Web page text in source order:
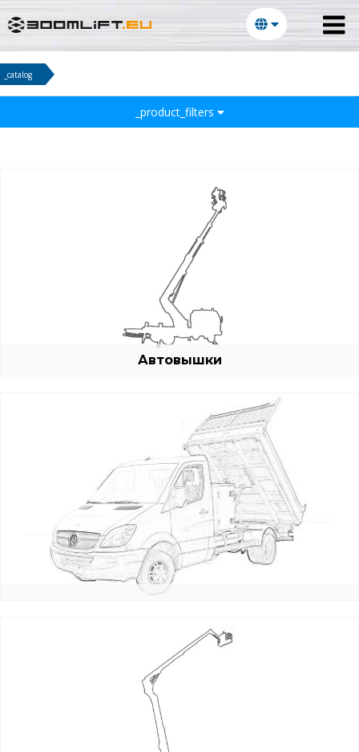
_catalog
_product_filters
Автовышки